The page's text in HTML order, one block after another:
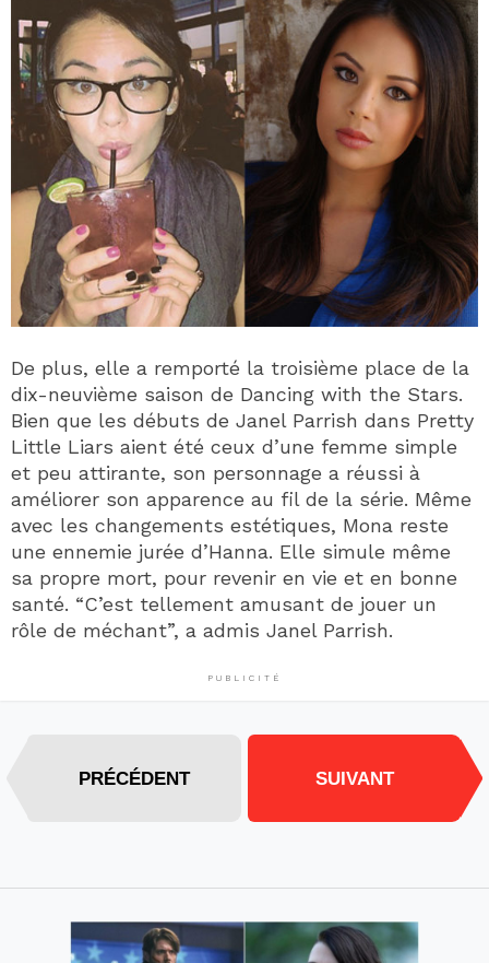
De plus, elle a remporté la troisième place de la
dix-neuvième saison de Dancing with the Stars.
Bien que les débuts de Janel Parrish dans Pretty
Little Liars aient été ceux d’une femme simple
et peu attirante, son personnage a réussi à
améliorer son apparence au fil de la série. Même
avec les changements estétiques, Mona reste
une ennemie jurée d’Hanna. Elle simule même
sa propre mort, pour revenir en vie et en bonne
santé. “C’est tellement amusant de jouer un
rôle de méchant”, a admis Janel Parrish.
PUBLICITÉ
PRÉCÉDENT SUIVANT